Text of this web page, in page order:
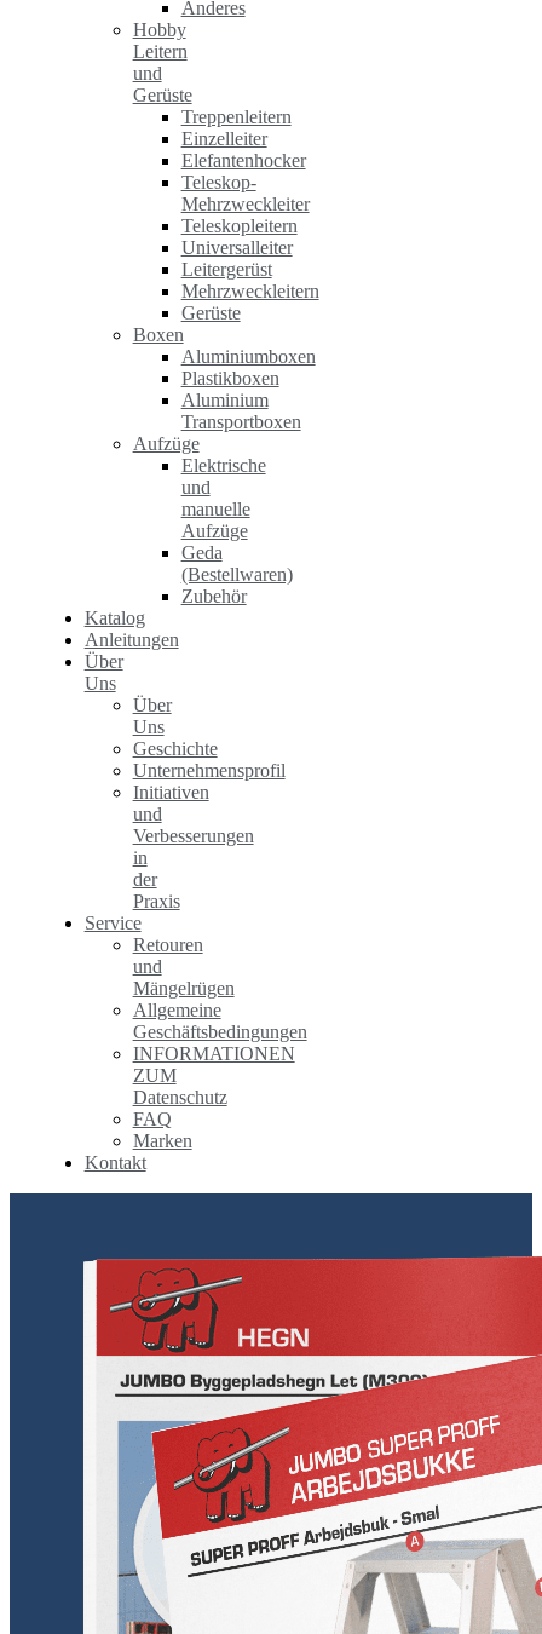
Anderes
Hobby
Leitern
und
Gerüste
Treppenleitern
Einzelleiter
Elefantenhocker
Teleskop-
Mehrzweckleiter
Teleskopleitern
Universalleiter
Leitergerüst
Mehrzweckleitern
Gerüste
Boxen
Aluminiumboxen
Plastikboxen
Aluminium
Transportboxen
Aufzüge
Elektrische
und
manuelle
Aufzüge
Geda
(Bestellwaren)
Zubehör
Katalog
Anleitungen
Über
Uns
Über
Uns
Geschichte
Unternehmensprofil
Initiativen
und
Verbesserungen
in
der
Praxis
Service
Retouren
und
Mängelrügen
Allgemeine
Geschäftsbedingungen
INFORMATIONEN
ZUM
Datenschutz
FAQ
Marken
Kontakt